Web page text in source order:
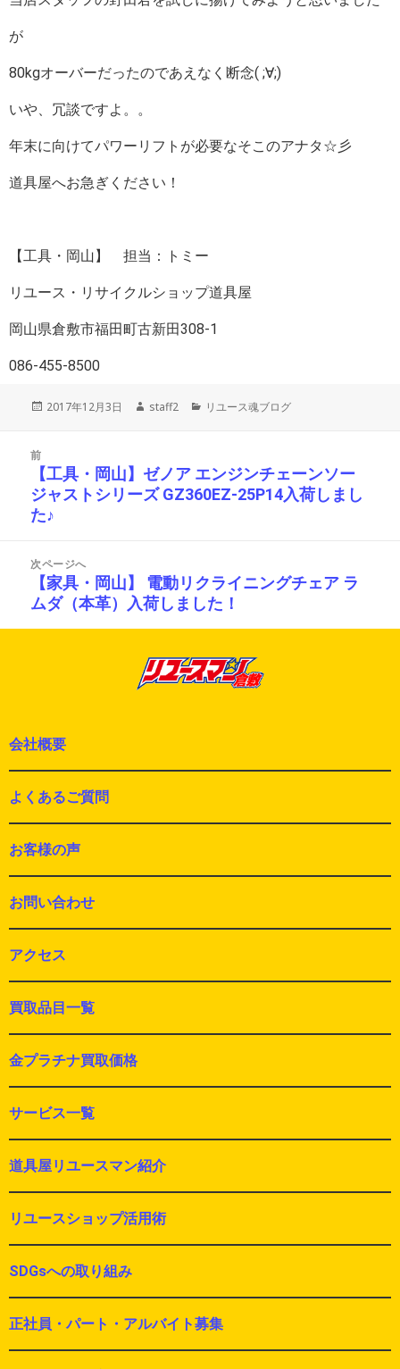
が
80kgオーバーだったのであえなく断念( ;∀;)
いや、冗談ですよ。。
年末に向けてパワーリフトが必要なそこのアナタ☆彡
道具屋へお急ぎください！
【工具・岡山】 担当：トミー
リユース・リサイクルショップ道具屋
岡山県倉敷市福田町古新田308-1
086-455-8500
投
2017年12月3日
作
staff2
カ
ー
リユース魂ブログ
前
前
の
投
【工具・岡山】ゼノア エンジンチェーンソー
ジャストシリーズ GZ360EZ-25P14入荷しまし
た♪
次ページへ
次
の
投
【家具・岡山】 電動リクライニングチェア ラ
ムダ（本革）入荷しました！
会社概要
よくあるご質問
お客様の声
お問い合わせ
アクセス
買取品目一覧
金プラチナ買取価格
サービス一覧
道具屋リユースマン紹介
リユースショップ活用術
SDGsへの取り組み
正社員・パート・アルバイト募集